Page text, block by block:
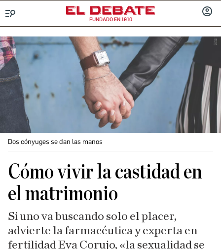
FUNDADO EN 1910
Dos cónyuges se dan las manos
Cómo vivir la castidad en
el matrimonio
Si uno va buscando solo el placer,
advierte la farmacéutica y experta en
fertilidad Eva Corujo, «la sexualidad se